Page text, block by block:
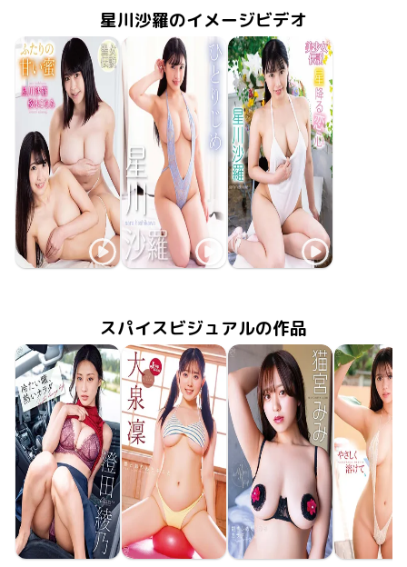
星川沙羅のイメージビデオ
星川沙羅
塩江ゆう
星川沙羅
星川沙羅
スパイスビジュアルの作品
澄田綾乃
大泉凜
緒方日